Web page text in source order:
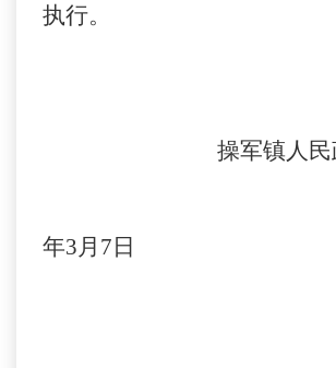
执行。
操军镇人
年3月 7 日